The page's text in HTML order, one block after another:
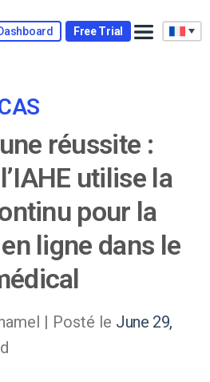
Free Trial
réussite :
utilise la
pour la
ligne dans le
| Posté le June 29,